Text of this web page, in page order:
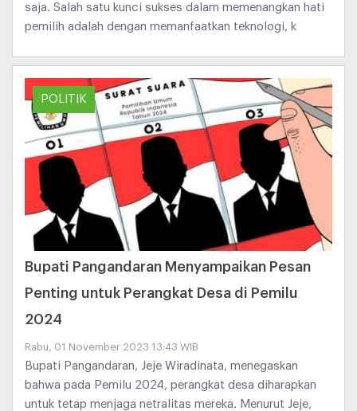
saja. Salah satu kunci sukses dalam memenangkan hati
pemilih adalah dengan memanfaatkan teknologi, k
POLITIK
Bupati Pangandaran Menyampaikan Pesan
Penting untuk Perangkat Desa di Pemilu
2024
Rabu, 01 November 2023 13:43 WIB
Bupati Pangandaran, Jeje Wiradinata, menegaskan
bahwa pada Pemilu 2024, perangkat desa diharapkan
untuk tetap menjaga netralitas mereka. Menurut Jeje,